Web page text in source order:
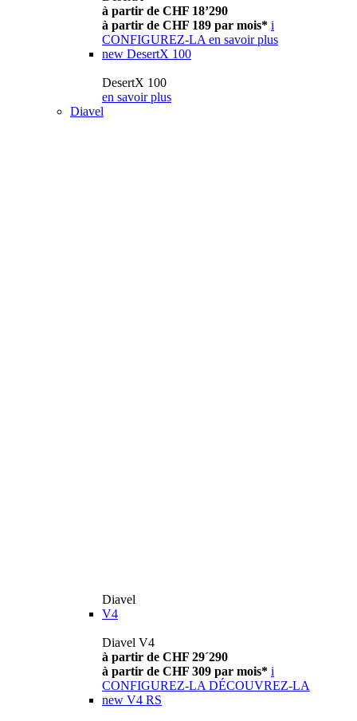
à partir de CHF 18’290
à partir de CHF 189 par mois* i
CONFIGUREZ-LA en savoir plus
new DesertX 100
DesertX 100
en savoir plus
Diavel
Diavel
V4
Diavel V4
à partir de CHF 29´290
à partir de CHF 309 par mois* i
CONFIGUREZ-LA DÉCOUVREZ-LA
new V4 RS